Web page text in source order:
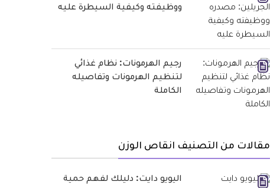
ووظيفته وكيفية السيطرة عليه
رجيم الهرمونات: نظام غذائي
لتنظيم الهرمونات وتفاصيله
الكاملة
مقالات من التصنيف انقاص الوزن
اليويو دايت: دليلك لفهم حمية